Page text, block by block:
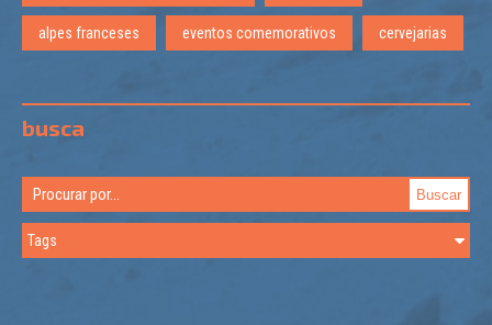
alpes franceses eventos comemorativos cervejarias
busca